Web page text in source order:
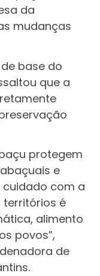
da
mudanças
base do
que a
protegem
e
com a
territórios é
alimento
povos”,
de